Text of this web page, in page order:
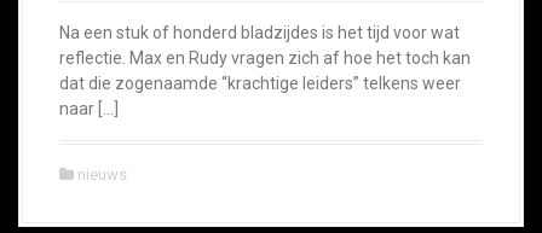
Na een stuk of honderd bladzijdes is het tijd voor wat
reflectie. Max en Rudy vragen zich af hoe het toch kan
dat die zogenaamde “krachtige leiders” telkens weer
naar […]
nieuws